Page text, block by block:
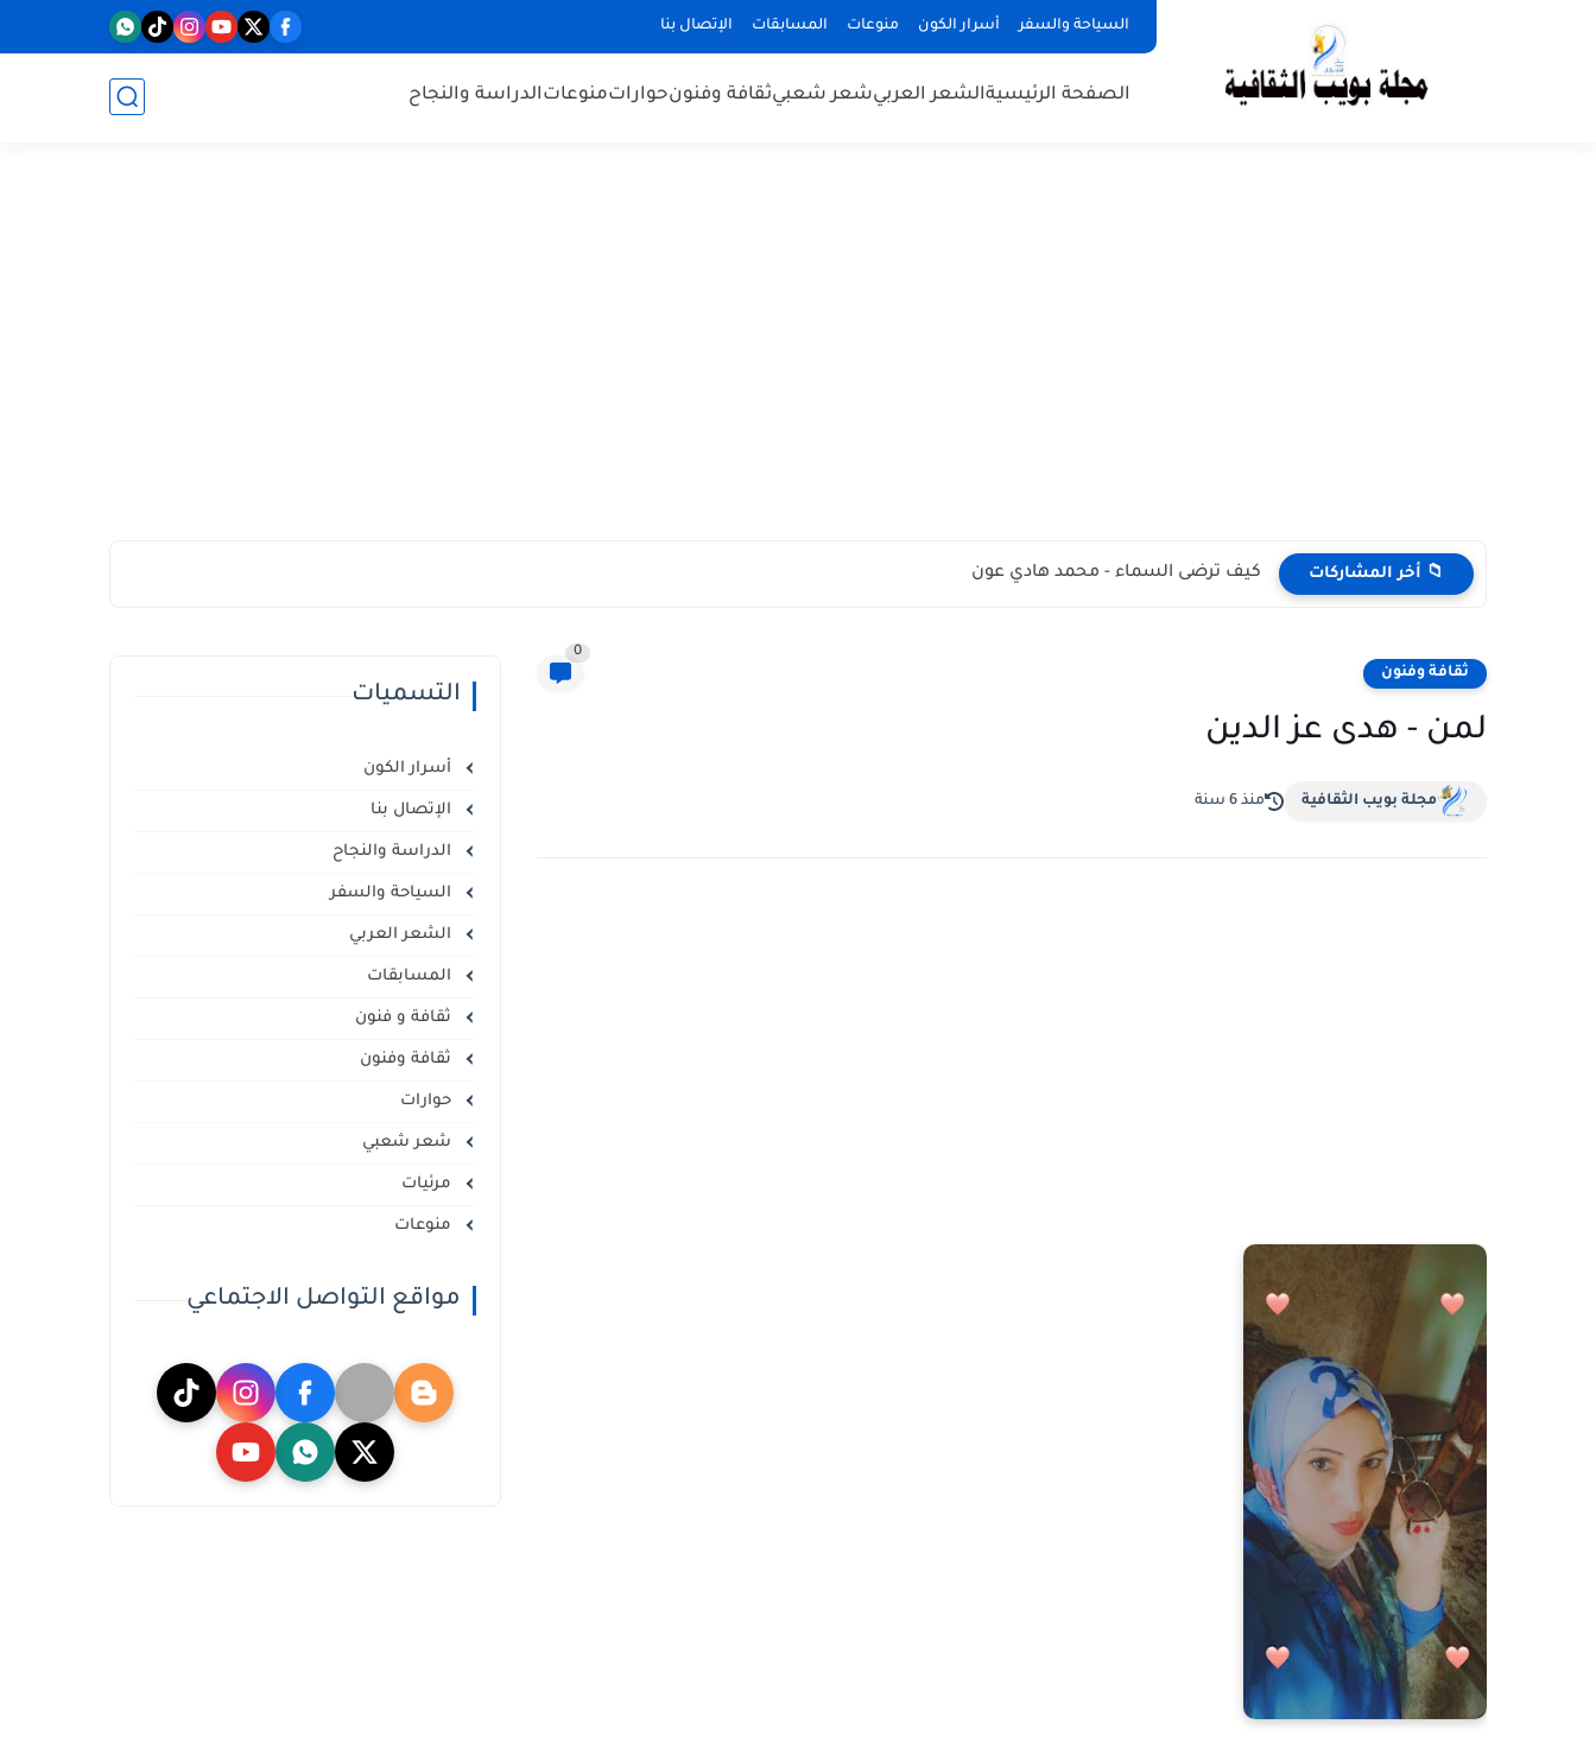
السياحة والسفر أسرار الكون منوعات المسابقات الإتصال بنا
الصفحة الرئيسيةالشعر العربيشعر شعبيثقافة وفنونحواراتمنوعاتالدراسة والنجاح
📁 أخر المشاركات كيف ترضى السماء - محمد هادي عون
ثقافة وفنون
0
لمن - هدى عز الدين
مجلة بويب الثقافية منذ 6 سنة
التسميات
أسرار الكون
الإتصال بنا
الدراسة والنجاح
السياحة والسفر
الشعر العربي
المسابقات
ثقافة و فنون
ثقافة وفنون
حوارات
شعر شعبي
مرئيات
منوعات
مواقع التواصل الاجتماعي